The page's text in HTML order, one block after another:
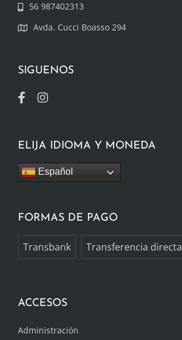
56 987402313
Avda. Cucci Boasso 294
SIGUENOS
ELIJA IDIOMA Y MONEDA
Español
FORMAS DE PAGO
Transbank Transferencia directa
ACCESOS
Administración